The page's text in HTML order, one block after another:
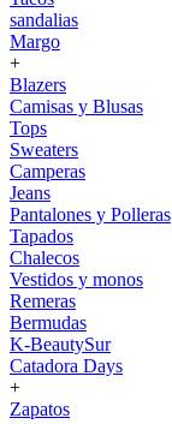
sandalias
Margo
+
Blazers
Camisas y Blusas
Tops
Sweaters
Camperas
Jeans
Pantalones y Polleras
Tapados
Chalecos
Vestidos y monos
Remeras
Bermudas
K-BeautySur
Catadora Days
+
Zapatos